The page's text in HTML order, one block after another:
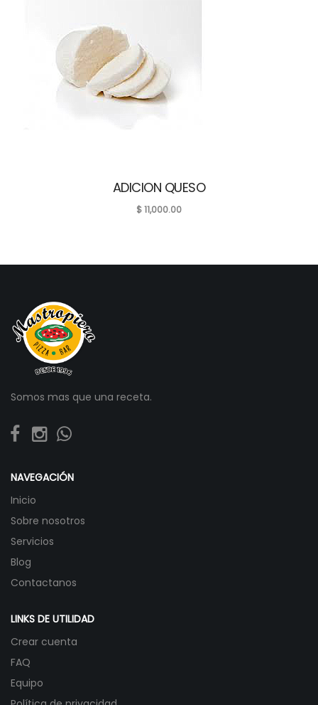
ADICION QUESO
$11,000.00
Somos mas que una receta.
NAVEGACIÓN
Inicio
Sobre nosotros
Servicios
Blog
Contactanos
LINKS DE UTILIDAD
Crear cuenta
FAQ
Equipo